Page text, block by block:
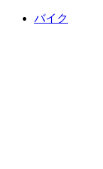
バイク